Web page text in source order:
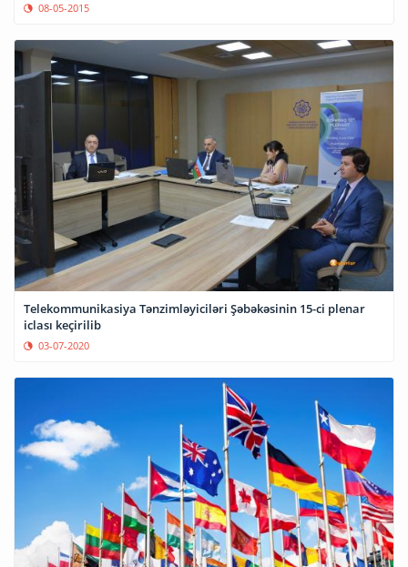
08-05-2015
Telekommunikasiya Tənzimləyiciləri Şəbəkəsinin 15-ci plenar
iclası keçirilib
03-07-2020